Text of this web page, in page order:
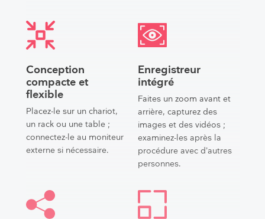
Conception
compacte et
flexible
Placez-le sur un chariot,
un rack ou une table ;
connectez-le au moniteur
externe si nécessaire.
Enregistreur
intégré
Faites un zoom avant et
arrière, capturez des
images et des vidéos ;
examinez-les après la
procédure avec d’autres
personnes.